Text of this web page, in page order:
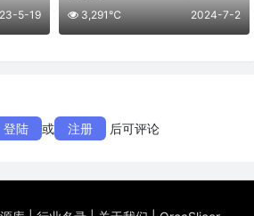
5-19 2024-7-2
3,291℃
登陆 或 注册 后可评论